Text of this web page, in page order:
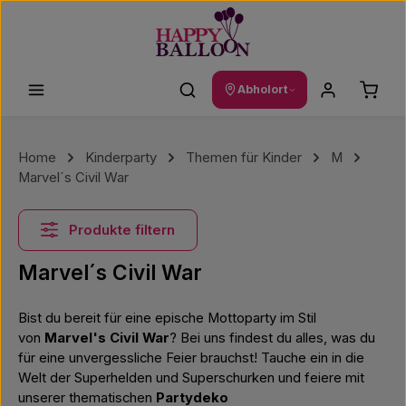
Abholort
Home Kinderparty Themen für Kinder
M
Marvel´s Civil War
Produkte filtern
Marvel´s Civil War
Bist du bereit für eine epische Mottoparty im Stil
von Marvel's Civil War? Bei uns findest du alles, was du
für eine unvergessliche Feier brauchst! Tauche ein in die
Welt der Superhelden und Superschurken und feiere mit
unserer thematischen Partydeko